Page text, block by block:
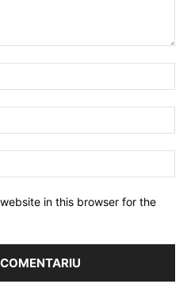
in this browser for the